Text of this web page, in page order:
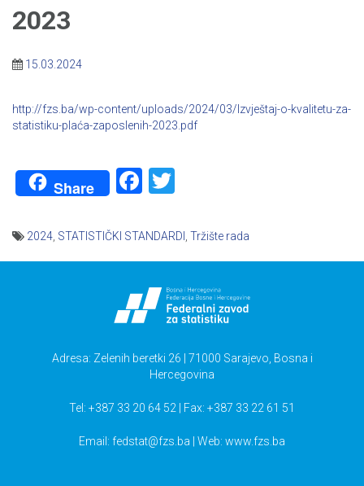
2023
15.03.2024
http://fzs.ba/wp-content/uploads/2024/03/Izvještaj-o-kvalitetu-za-
statistiku-plaća-zaposlenih-2023.pdf
Share Facebook
2024 STATISTIČKI STANDARDI Tržište rada
Adresa: Zelenih beretki 26 | 71000 Sarajevo, Bosna i
Hercegovina
Tel: +387 33 20 64 52 | Fax: +387 33 22 61 51
Email: fedstat@fzs.ba | Web: www.fzs.ba